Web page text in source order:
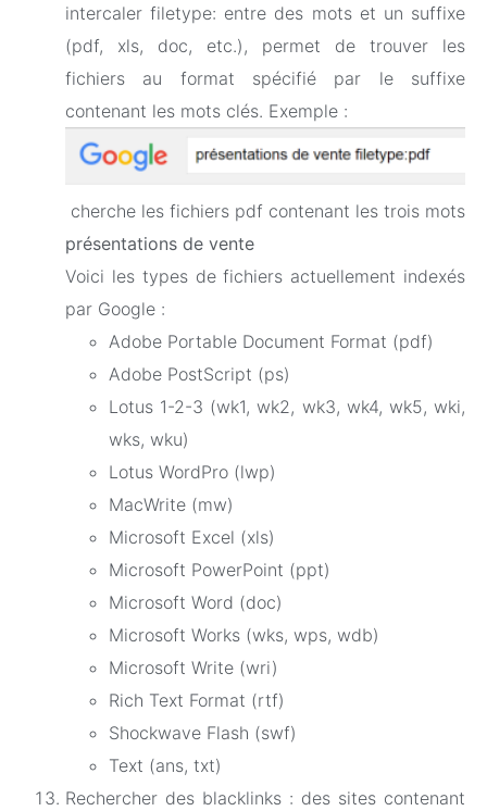
intercaler filetype: entre des mots et un suffixe
(pdf, xls, doc, etc.), permet de trouver les
fichiers au format spécifié par le suffixe
contenant les mots clés. Exemple :
cherche les fichiers pdf contenant les trois mots
présentations de vente
Voici les types de fichiers actuellement indexés
par Google :
Adobe Portable Document Format (pdf)
Adobe PostScript (ps)
Lotus 1-2-3 (wk1, wk2, wk3, wk4, wk5, wki,
wks, wku)
Lotus WordPro (lwp)
MacWrite (mw)
Microsoft Excel (xls)
Microsoft PowerPoint (ppt)
Microsoft Word (doc)
Microsoft Works (wks, wps, wdb)
Microsoft Write (wri)
Rich Text Format (rtf)
Shockwave Flash (swf)
Text (ans, txt)
Rechercher des blacklinks : des sites contenant